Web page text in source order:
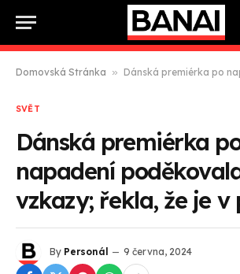
Domovská Stránka » Dánská premiérka po napadení poděkovala
SVĚT
Dánská premiérka
napadení
vzkazy; řekla, že je
By Personál 9 června, 2024